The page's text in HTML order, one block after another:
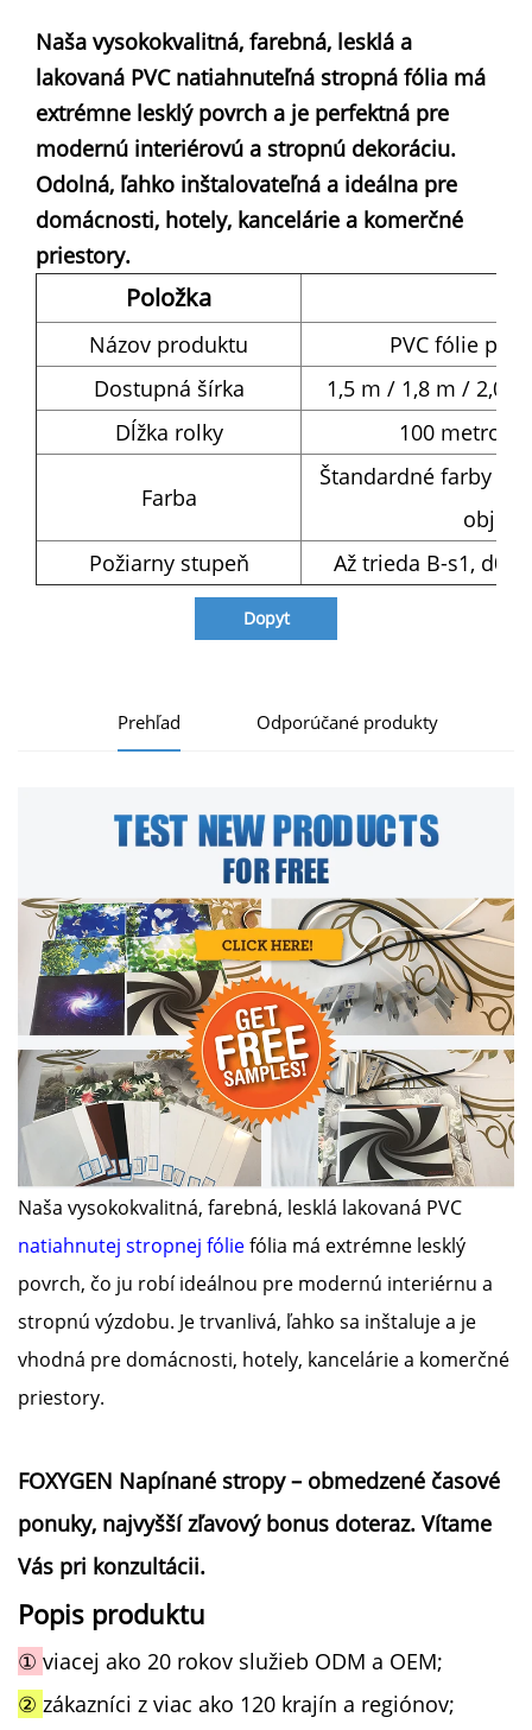
Naša vysokokvalitná, farebná, lesklá a
lakovaná PVC natiahnuteľná stropná fólia má
extrémne lesklý povrch a je perfektná pre
modernú interiérovú a stropnú dekoráciu.
Odolná, ľahko inštalovateľná a ideálna pre
domácnosti, hotely, kancelárie a komerčné
priestory.
Položka
Názov produktu
PVC fólie pre
Dostupná šírka
1,5 m / 1,8 m / 2,0
Dĺžka rolky
100 metrov
Farba
Štandardné farby
Požiarny stupeň
Až trieda B-s1, d0
Dopyt
Prehľad Odporúčané produkty
Naša vysokokvalitná, farebná, lesklá lakovaná PVC
natiahnutej stropnej fóliefólia má extrémne lesklý
povrch, čo ju robí ideálnou pre modernú interiérnu a
stropnú výzdobu. Je trvanlivá, ľahko sa inštaluje a je
vhodná pre domácnosti, hotely, kancelárie a komerčné
priestory.
FOXYGEN Napínané stropy – obmedzené časové
ponuky, najvyšší zľavový bonus doteraz. Vítame
Vás pri konzultácii.
Popis produktu
① viacej ako 20 rokov služieb ODM a OEM;
② zákazníci z viac ako 120 krajín a regiónov;